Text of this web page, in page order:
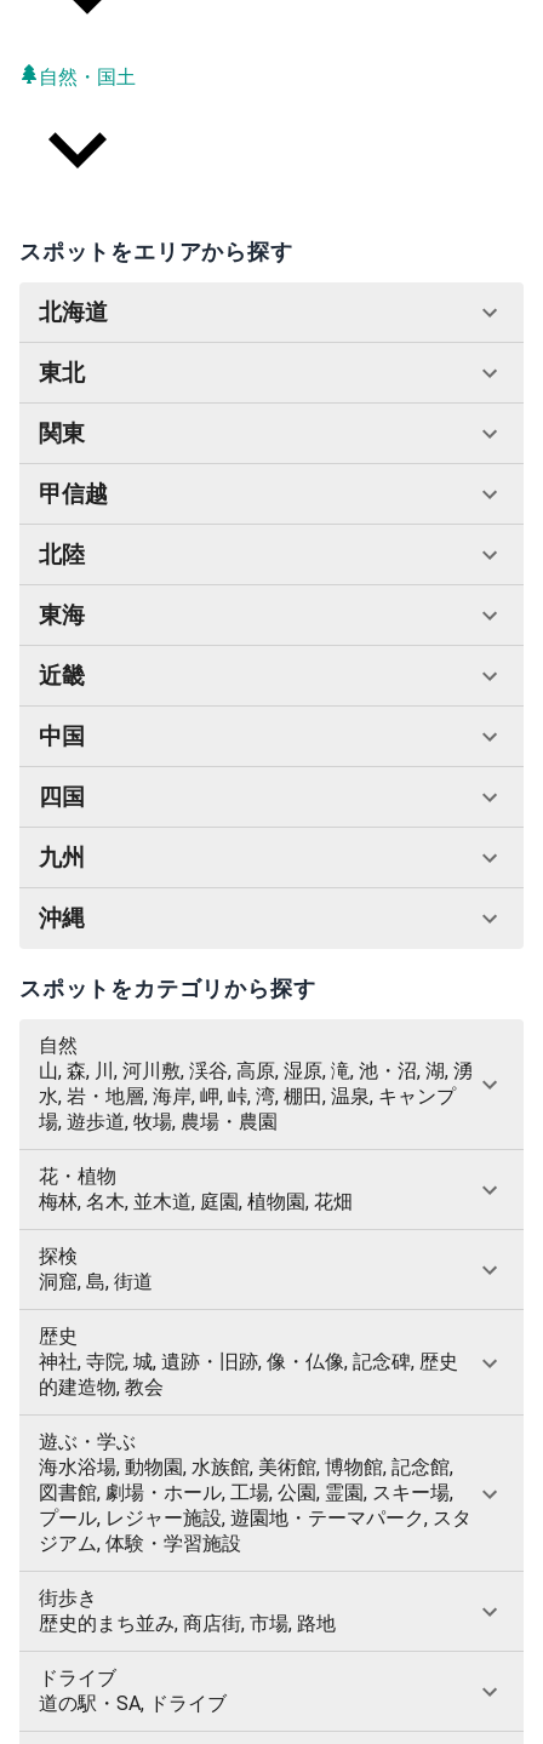
自然・国土
スポットをエリアから探す
北海道
東北
関東
甲信越
北陸
東海
近畿
中国
四国
九州
沖縄
スポットをカテゴリから探す
自然
山, 森, 川, 河川敷, 渓谷, 高原, 湿原, 滝, 池・沼, 湖, 湧
水, 岩・地層, 海岸, 岬, 峠, 湾, 棚田, 温泉, キャンプ
場, 遊歩道, 牧場, 農場・農園
花・植物
梅林, 名木, 並木道, 庭園, 植物園, 花畑
探検
洞窟, 島, 街道
歴史
神社, 寺院, 城, 遺跡・旧跡, 像・仏像, 記念碑, 歴史
的建造物, 教会
遊ぶ・学ぶ
海水浴場, 動物園, 水族館, 美術館, 博物館, 記念館,
図書館, 劇場・ホール, 工場, 公園, 霊園, スキー場,
プール, レジャー施設, 遊園地・テーマパーク, スタ
ジアム, 体験・学習施設
街歩き
歴史的まち並み, 商店街, 市場, 路地
ドライブ
道の駅・SA, ドライブ